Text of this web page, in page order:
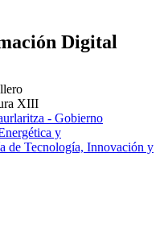
Digital
XIII
- Gobierno
y
de Tecnología, Innovación y